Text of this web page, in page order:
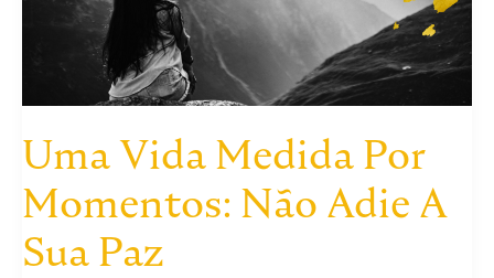
Uma Vida Medida Por
Momentos: Não Adie A
Sua Paz